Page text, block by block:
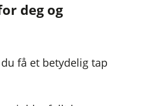
deg og
få et betydelig tap